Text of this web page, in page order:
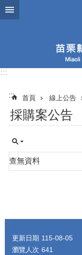
跳到主要內容區塊
:::
::: 首頁 線上公告
採購案公告
查無資料
:::
更新日期 115-08-05
瀏覽人次 641